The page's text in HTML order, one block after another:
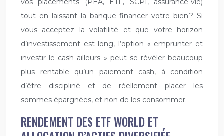
vos placements (PEA, ETF, SCPI, assurance-vie)
tout en laissant la banque financer votre bien ? Si
vous acceptez la volatilité et que votre horizon
d’investissement est long, l’option « emprunter et
investir le cash ailleurs » peut se révéler beaucoup
plus rentable qu’un paiement cash, à condition
d’être discipliné et de réellement placer les
sommes épargnées, et non de les consommer.
RENDEMENT DES ETF WORLD ET